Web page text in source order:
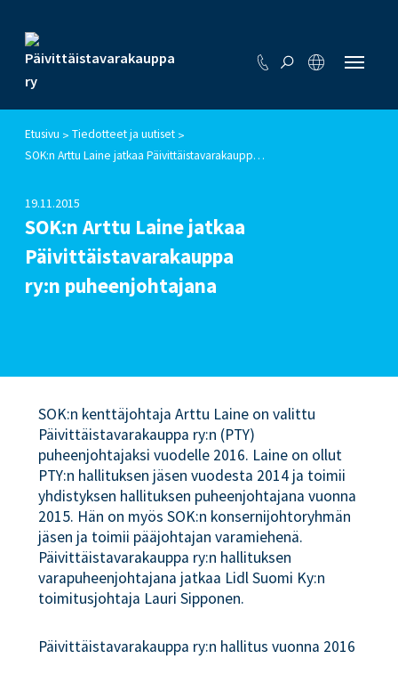
Etusivu > Tiedotteet ja uutiset >
SOK:n Arttu Laine jatkaa Päivittäistavarakauppa ry:n puheenjohtajana
19.11.2015
SOK:n Arttu Laine jatkaa
Päivittäistavarakauppa
ry:n puheenjohtajana
SOK:n kenttäjohtaja Arttu Laine on valittu
Päivittäistavarakauppa ry:n (PTY)
puheenjohtajaksi vuodelle 2016. Laine on ollut
PTY:n hallituksen jäsen vuodesta 2014 ja toimii
yhdistyksen hallituksen puheenjohtajana vuonna
2015. Hän on myös SOK:n konsernijohtoryhmän
jäsen ja toimii pääjohtajan varamiehenä.
Päivittäistavarakauppa ry:n hallituksen
varapuheenjohtajana jatkaa Lidl Suomi Ky:n
toimitusjohtaja Lauri Sipponen.
Päivittäistavarakauppa ry:n hallitus vuonna 2016